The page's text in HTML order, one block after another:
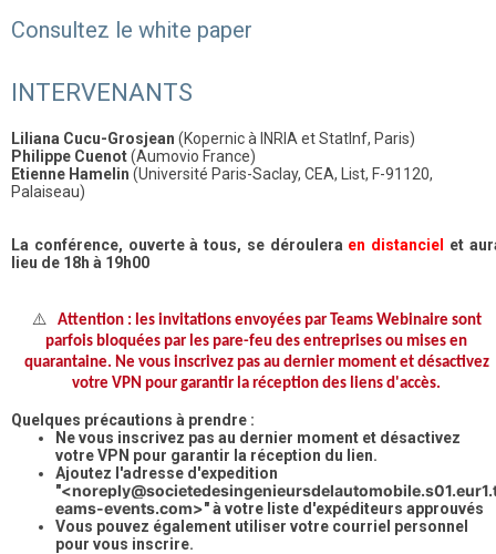
Consultez le white paper
INTERVENANTS
Liliana Cucu-Grosjean (Kopernic à INRIA et StatInf, Paris)
Philippe Cuenot(Aumovio France)
Etienne Hamelin (Université Paris-Saclay, CEA, List, F-91120,
Palaiseau)
La conférence, ouverte à tous, se déroulera en distanciel
et
lieu de 18h à 19h00
⚠️
Attention : les invitations envoyées par Teams Webinaire sont
parfois bloquées par les pare-feu des entreprises ou mises en
quarantaine. Ne vous inscrivez pas au dernier moment et désactivez
votre VPN pour garantir la réception des liens d'accès.
Quelques précautions à prendre :
Ne vous inscrivez pas au dernier moment et désactivez
votre VPN pour garantir la réception du lien.
Ajoutez l'adresse d'expedition
"
eams-events.com>" à votre liste d'expéditeurs approuvés
Vous pouvez également utiliser votre courriel personnel
pour vous inscrire.